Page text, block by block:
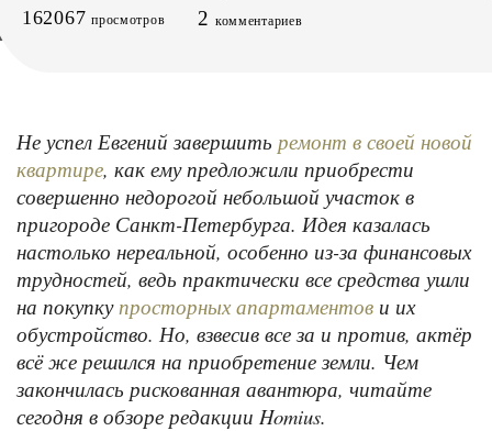
162067 просмотров 2 комментариев
Не успел Евгений завершить ремонт в своей новой
квартире, как ему предложили приобрести
совершенно недорогой небольшой участок в
пригороде Санкт-Петербурга. Идея казалась
настолько нереальной, особенно из-за финансовых
трудностей, ведь практически все средства ушли
на покупку просторных апартаментов и их
обустройство. Но, взвесив все за и против, актёр
всё же решился на приобретение земли. Чем
закончилась рискованная авантюра, читайте
сегодня в обзоре редакции Homius.